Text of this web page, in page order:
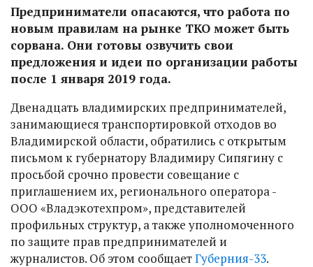
Предприниматели опасаются, что работа по
новым правилам на рынке ТКО может быть
сорвана. Они готовы озвучить свои
предложения и идеи по организации работы
после 1 января 2019 года.
Двенадцать владимирских предпринимателей,
занимающиеся транспортировкой отходов во
Владимирской области, обратились с открытым
письмом к губернатору Владимиру Сипягину с
просьбой срочно провести совещание с
приглашением их, регионального оператора -
ООО «Владэкотехпром», представителей
профильных структур, а также уполномоченного
по защите прав предпринимателей и
журналистов. Об этом сообщаетГуберния-33.